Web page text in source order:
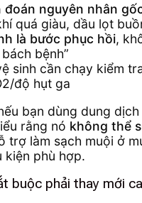
đoán nguyên nhân
quá giàu, dầu lọt
là bước phục hồi,
bệnh”
sinh cần chạy kiểm
độ hụt ga
bạn dùng dung
rằng nó không thể
trợ làm sạch muội ở
kiện phù hợp.
buộc phải thay mới